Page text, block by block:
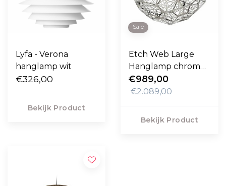
Lyfa - Verona
hanglamp wit
€326,00
Bekijk Product
Sale
Etch Web Large
Hanglamp chrome -
Sale
€989,00
€2.089,00
Bekijk Product